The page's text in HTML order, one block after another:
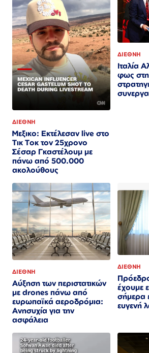
ΔΙΕΘΝΗ
Μεξικο: Εκτέλεσαν live στο
Τικ Τοκ τον 25χρονο
Σέσαρ Γκαστέλουμ με
πάνω από 500.000
ακολούθους
ΔΙΕΘΝΗ
Ιταλία
φως στη
ΔΙΕΘΝΗ
Αύξηση των περιστατικών
με drones πάνω από
ευρωπαϊκά αεροδρόμια:
Ανησυχία για την
ασφάλεια
ΔΙΕΘΝΗ
έχουμε
σήμερα
ευγενή